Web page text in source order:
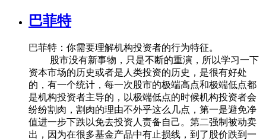
巴菲特
巴菲特：你需要理解机构投资者的行为特征。
股市没有新事物，只是不断的重演，所以学习一下
资本市场的历史或者是人类投资的历史，是很有好处
的，有一个统计，每一次股市的极端高点和极端低点都
是机构投资者主导的，以极端低点的时候机构投资者会
纷纷割肉，割肉的理由不外乎这么几点，第一是避免净
值进一步下跌以免去投资人责备自己。第二强制被动卖
出，因为在很多基金产品中有止损线，到了股价跌到一